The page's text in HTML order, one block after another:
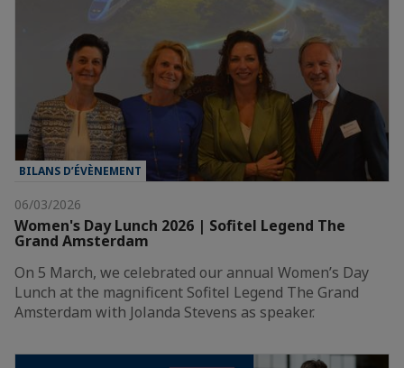
BILANS D’ÉVÈNEMENT
06/03/2026
Women's Day Lunch 2026 | Sofitel Legend The
Grand Amsterdam
On 5 March, we celebrated our annual Women’s Day
Lunch at the magnificent Sofitel Legend The Grand
Amsterdam with Jolanda Stevens as speaker.